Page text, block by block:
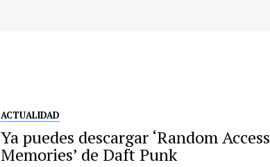
ACTUALIDAD
Ya puedes descargar ‘Random Access
Memories’ de Daft Punk